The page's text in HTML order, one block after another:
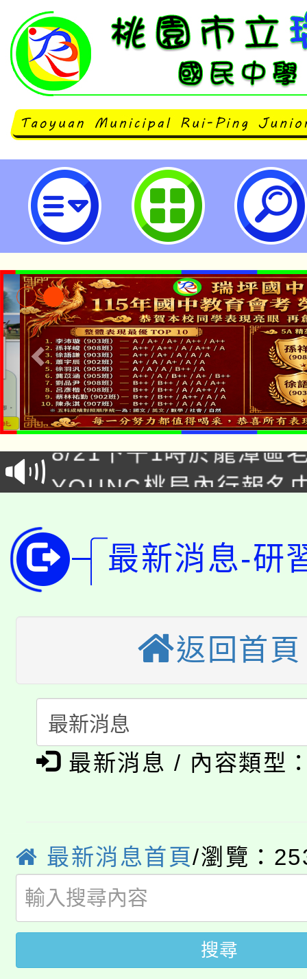
大成科技中心，增開六月份教師研
國民中學
「本色祭」8/29、30在
場熱烈登場!
徵才活動。
YOUNG桃局內行報名
開!
115年桃園市運動會8/
田徑場及游泳池舉行。
桃園市低收入戶享有免
視費優惠，中低收入戶
半價優惠，詳情可洽有
者。
大園自造教育及科技中
份教師增能研習
大溪自造教育及科技
份教師研習
淨零綠生活教案入校路
會
115年食農教育專業人
程
「本色祭」8/29、30在
局官網。
8月14至27日，桃園電
開!
115年桃園市運動會8/
田徑場及游泳池舉行。
桃園市低收入戶享有免
視費優惠，中低收入戶
大園自造教育及科技
最新消息-研
返回首頁
最新消息 / 內容類型
最新消息首頁/瀏覽：
搜尋